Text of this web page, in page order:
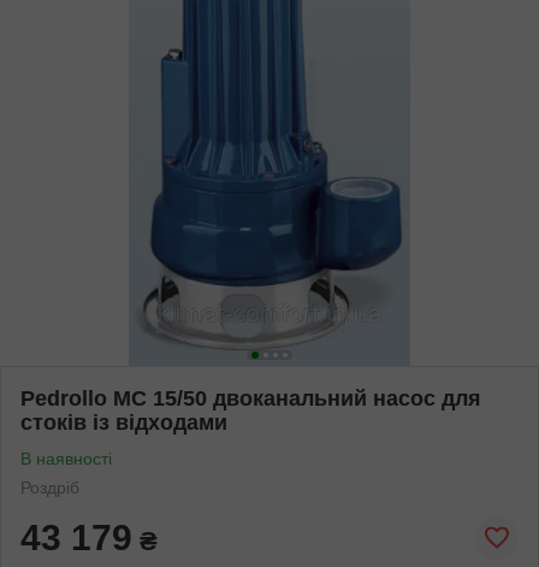
Pedrollo MC 15/50 двоканальний насос для
стоків із відходами
В наявності
Роздріб
43 179 ₴